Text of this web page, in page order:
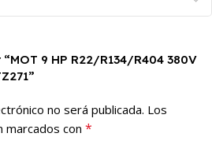
9 HP R22/R134/R404 380V
no será publicada. Los
marcados con *